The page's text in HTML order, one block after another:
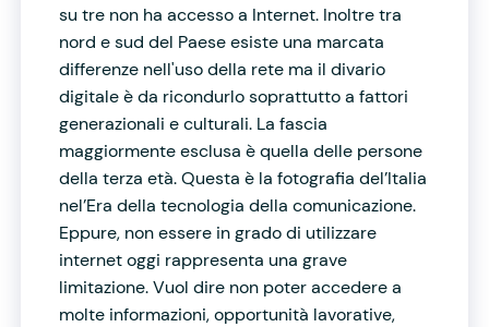
su tre non ha accesso a Internet. Inoltre tra
nord e sud del Paese esiste una marcata
differenze nell'uso della rete ma il divario
digitale è da ricondurlo soprattutto a fattori
generazionali e culturali. La fascia
maggiormente esclusa è quella delle persone
della terza età. Questa è la fotografia del’Italia
nel’Era della tecnologia della comunicazione.
Eppure, non essere in grado di utilizzare
internet oggi rappresenta una grave
limitazione. Vuol dire non poter accedere a
molte informazioni, opportunità lavorative,